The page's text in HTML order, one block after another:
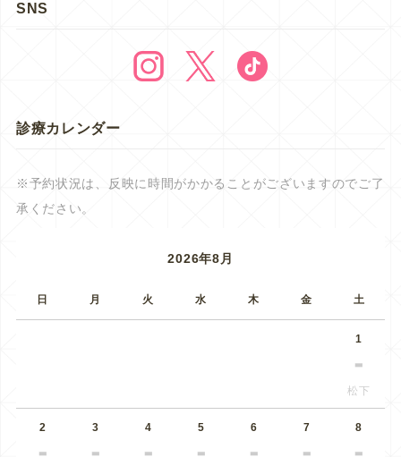
SNS
診療カレンダー
※予約状況は、反映に時間がかかることがございますのでご了
承ください。
2026年8月
日 月 火 水 木 金 土
1
松下
2 3 4 5 6 7 8